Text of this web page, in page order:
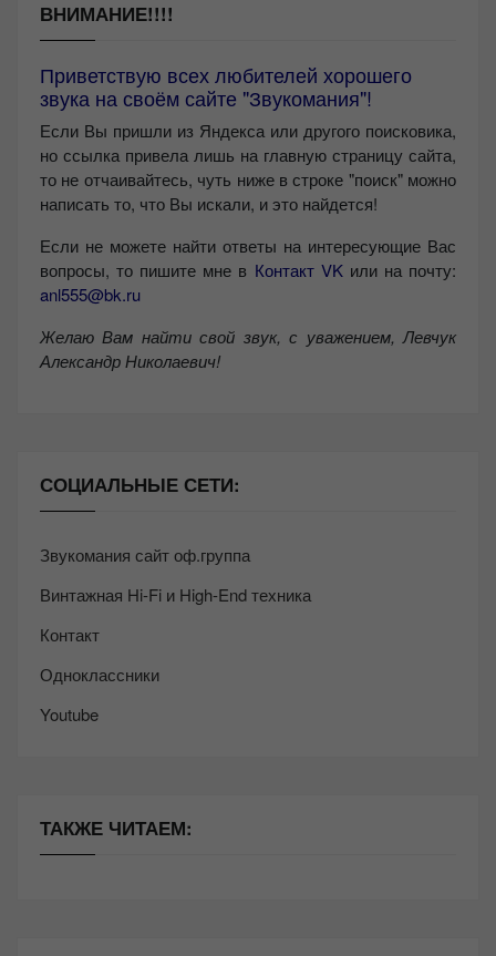
ВНИМАНИЕ!!!!
Приветствую всех любителей хорошего
звука на своём сайте "Звукомания"!
Если Вы пришли из Яндекса или другого поисковика,
но ссылка привела лишь на главную страницу сайта,
то не отчаивайтесь, чуть ниже в строке "поиск" можно
написать то, что Вы искали, и это найдется!
Если не можете найти ответы на интересующие Вас
вопросы, то пишите мне в Контакт VKили на почту:
anl555@bk.ru
Желаю Вам найти свой звук, с уважением, Левчук
Александр Николаевич!
СОЦИАЛЬНЫЕ СЕТИ:
Звукомания сайт оф.группа
Винтажная Hi-Fi и High-End техника
Контакт
Одноклассники
Youtube
ТАКЖЕ ЧИТАЕМ: